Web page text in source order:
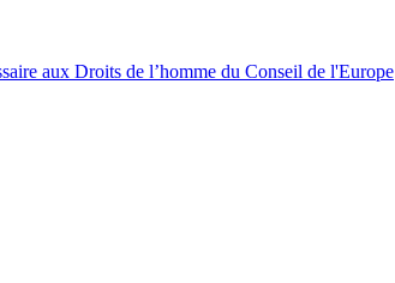
aux Droits de l’homme du Conseil de l'Europe